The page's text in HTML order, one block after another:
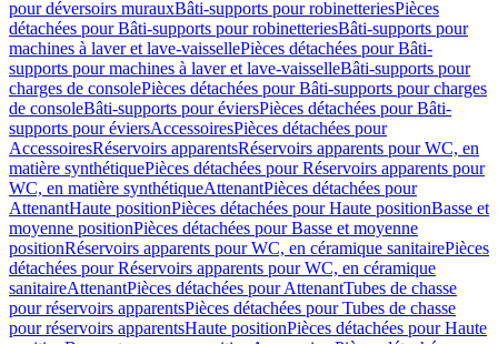
pour déversoirs murauxBâti-supports pour robinetteriesPièces
détachées pour Bâti-supports pour robinetteriesBâti-supports pour
machines à laver et lave-vaissellePièces détachées pour Bâti-
supports pour machines à laver et lave-vaisselleBâti-supports pour
charges de consolePièces détachées pour Bâti-supports pour charges
de consoleBâti-supports pour éviersPièces détachées pour Bâti-
supports pour éviersAccessoiresPièces détachées pour
AccessoiresRéservoirs apparentsRéservoirs apparents pour WC, en
matière synthétiquePièces détachées pour Réservoirs apparents pour
WC, en matière synthétiqueAttenantPièces détachées pour
AttenantHaute positionPièces détachées pour Haute positionBasse et
moyenne positionPièces détachées pour Basse et moyenne
positionRéservoirs apparents pour WC, en céramique sanitairePièces
détachées pour Réservoirs apparents pour WC, en céramique
sanitaireAttenantPièces détachées pour AttenantTubes de chasse
pour réservoirs apparentsPièces détachées pour Tubes de chasse
pour réservoirs apparentsHaute positionPièces détachées pour Haute